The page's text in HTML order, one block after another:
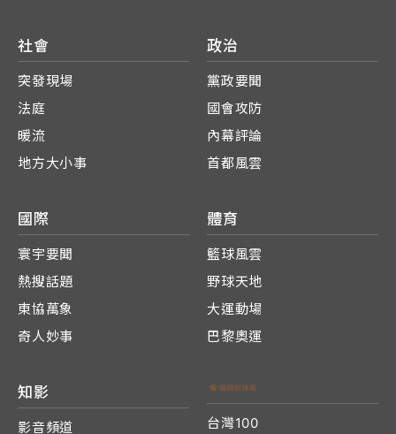
社會
突發現場
法庭
暖流
地方大小事
政治
黨政要聞
國會攻防
內幕評論
首都風雲
國際
寰宇要聞
熱搜話題
東協萬象
奇人妙事
體育
籃球風雲
野球天地
大運動場
巴黎奧運
知影
影音頻道
台灣100